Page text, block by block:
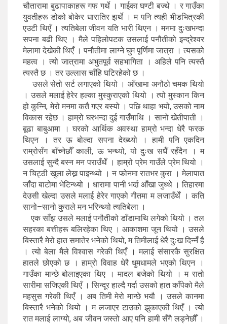
चौतारामा बुढापाकाहरू गफ गर्थे । गाईका घण्टी बज्थे । र गाउँका
युवतीहरू डोको बोकेर धारातिर झर्थे । म पनि त्यही भीडभित्रकी
एउटी थिएँ । त्यतिबेला जीवन यति भारी थिएन । मनमा दुःखभन्दा
सपना बढी थिए । मैले पहिलोपटक उसलाई पनौतीको इन्द्रेश्वर
मेलामा देखेकी थिएँ । पनौतीमा लाग्ने घुम पूर्णिमा जात्रा । त्यसको
महत्व । त्यो जात्रामा अभुतपूर्व सहभागिता । अहिले पनि त्यस्तै
त्यस्तै छ । तर उल्लास चाँहि घटिरहेको छ ।
उसले सेतो सर्ट लगाएको थियो । आँखामा अनौठो चमक थियो
। उसले मलाई हेरेर हल्का मुस्कुराएको थियो । त्यो मुस्कान किन
हो कुन्नि, मेरो मनमा कतै गएर बस्यो । पछि थाहा भयो, उसको नाम
विकास रहेछ । हाम्रो घरभन्दा दुई गाउँमाथि । सानो खेतीपाती ।
बूढा बाबुआमा । घरको आर्थिक अवस्था हाम्रो भन्दा धेरै फरक
थिएन । तर ऊ बोल्दा सपना देख्थ्यो । हामी पनि एकदिन
राम्रोसँग बाँच्नेछौँ काली, ऊ भन्थ्यो, यो दुःख सधैँ रहँदैन । म
उसलाई सुन्दै बस्न मन पराउँथेँ । हाम्रो प्रेम गाउँले प्रेम थियो ।
न चिट्ठी खुला लेख्न पाइन्थ्यो । न फोनमा रातभर कुरा । मेलापात
जाँदा बाटोमा भेटिन्थ्यो । धारामा पानी भर्दा आँखा जुध्थे । तिहारमा
देउसी खेल्दा उसले मलाई हेरेर गाएको गीतमा म लजाउँथेँ । कति
सानो–सानो कुराले मन भरिन्थ्यो त्यतिबेला ।
एक साँझ उसले मलाई पनौतीको डाँडामाथि लगेको थियो । तल
सहरका बत्तीहरू बलिरहेका थिए । आकाशमा जून थियो । उसले
बिस्तारै मेरो हात समातेर भनेको थियो, म तिमीलाई धेरै दुःख दिन्नँ है
। त्यो बेला मैले विश्वास गरेकी थिएँ । मलाई संसारकै सुरक्षित
हातले छोएको छ । हाम्रो विवाह धेरै धुमधामले भएको थिएन ।
गाउँका मान्छे बोलाइएका थिए । मादल बजेको थियो । म रातो
सारीमा सजिएकी थिएँ । सिन्दूर हाल्दै गर्दा उसको हात काँपेको मैले
महसुस गरेकी थिएँ । अब तिमी मेरो मान्छे भयौ । उसले कानमा
बिस्तारै भनेको थियो । म लजाएर टाउको झुकाएकी थिएँ । त्यो
रात मलाई लाग्यो, अब जीवन जस्तो आए पनि हामी सँगै लड्नेछौँ ।